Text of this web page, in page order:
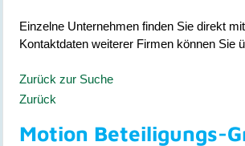
Einzelne Unternehmen finden Sie direkt
Kontaktdaten weiterer Firmen können Sie
Zurück zur Suche
Zurück
Motion Beteiligungs-